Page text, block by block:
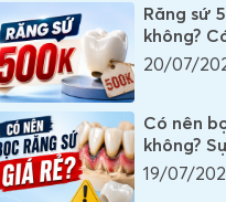
Răng sứ
không?
500K
20/07/
Có nên
không?
chiếc
trăm nghìn
19/07/